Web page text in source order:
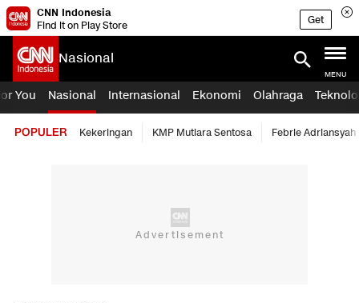
CNN Indonesia
Find it on Play Store
Get
Nasional
MENU
You Nasional Internasional Ekonomi Olahraga
POPULER Kekeringan KMP Mutiara Sentosa Febrie Adriansyah